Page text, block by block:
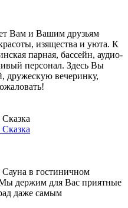
Вам и Вашим друзьям
изящества и уюта. К
парная, бассейн, аудио-
персонал. Здесь Вы
дружескую вечеринку,
в гостиничном
держим для Вас приятные
даже самым